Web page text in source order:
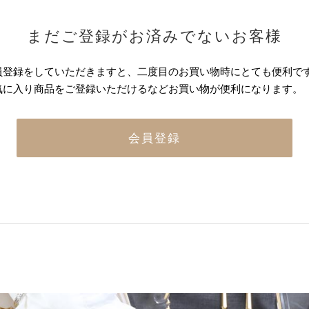
まだご登録がお済みでないお客様
登録をしていただきますと、二度目のお買い物時にとても便利で
に入り商品をご登録いただけるなどお買い物が便利になります。
会員登録